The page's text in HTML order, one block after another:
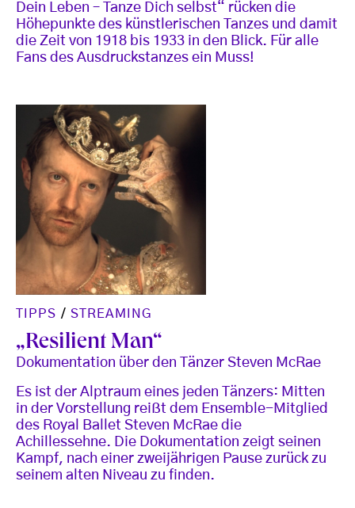
Dein Leben – Tanze Dich selbst“ rücken die
Höhepunkte des künstlerischen Tanzes und damit
die Zeit von 1918 bis 1933 in den Blick. Für alle
Fans des Ausdruckstanzes ein Muss!
TIPPS / STREAMING
„Resilient Man“
Dokumentation über den Tänzer Steven McRae
Es ist der Alptraum eines jeden Tänzers: Mitten
in der Vorstellung reißt dem Ensemble-Mitglied
des Royal Ballet Steven McRae die
Achillessehne. Die Dokumentation zeigt seinen
Kampf, nach einer zweijährigen Pause zurück zu
seinem alten Niveau zu finden.